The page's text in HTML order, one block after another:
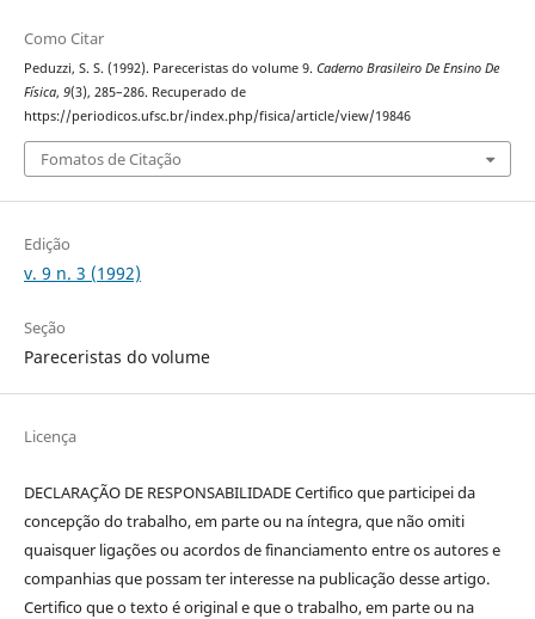
Como Citar
Peduzzi, S. S. (1992). Pareceristas do volume 9. Caderno Brasileiro De Ensino De
Física, 9(3), 285–286. Recuperado de
https://periodicos.ufsc.br/index.php/fisica/article/view/19846
Fomatos de Citação
Edição
v. 9 n. 3 (1992)
Seção
Pareceristas do volume
Licença
DECLARAÇÃO DE RESPONSABILIDADE Certifico que participei da
concepção do trabalho, em parte ou na íntegra, que não omiti
quaisquer ligações ou acordos de financiamento entre os autores e
companhias que possam ter interesse na publicação desse artigo.
Certifico que o texto é original e que o trabalho, em parte ou na